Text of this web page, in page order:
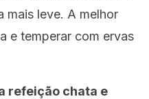
mais leve. A melhor
e temperar com ervas
refeição chata e